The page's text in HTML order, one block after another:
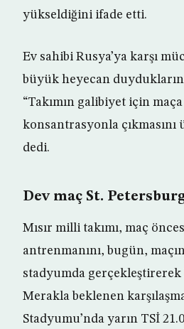
yükseldiğini ifade etti.
Ev sahibi Rusya’ya karşı
büyük heyecan
“Takımın galibiyet için
konsantrasyonla çıkmasını
dedi.
Dev maç St.
Mısır milli takımı, maç
antrenmanını, bugün,
stadyumda gerçekleştirerek
Merakla beklenen
Stadyumu’nda yarın TSİ